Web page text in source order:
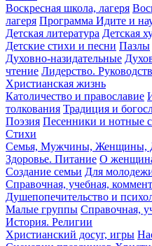
Воскресная школа, лагеря
лагеря Программа Идите и
Детская литература Детская
Детские стихи и песни Пазлы
Духовно-назидательные
чтение Лидерство.
Христианская жизнь
Католичество и православие
толкования Традиция и
Поэзия Песенники и нотные
Стихи
Семья, Мужчины, Женщины,
Здоровье. Питание О
Создание семьи Для
Справочная, учебная,
Душепопечительство и
Малые группы Справочная,
История. Религии
Христианский досуг, игры